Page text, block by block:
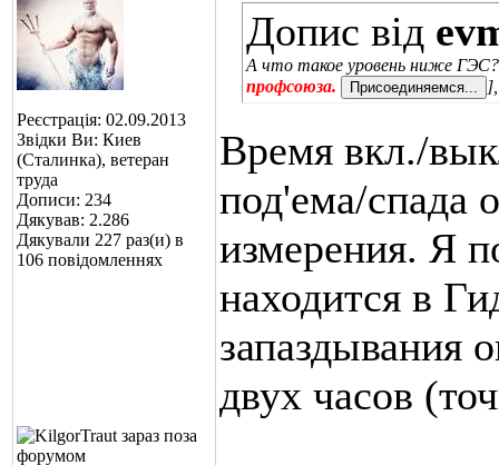
Реєстрація: 02.09.2013
Звідки Ви: Киев
(Сталинка), ветеран
труда
Дописи: 234
Дякував: 2.286
Дякували 227 раз(и) в
106 повідомленнях
Допис від
А что такое уровень ниже
профсоюза.
Время вкл./
под'ема/спада
измерения. Я
находится в
запаздывания
двух часов